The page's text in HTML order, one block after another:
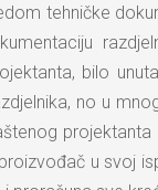
tehničke
bilo
no u
u svoj